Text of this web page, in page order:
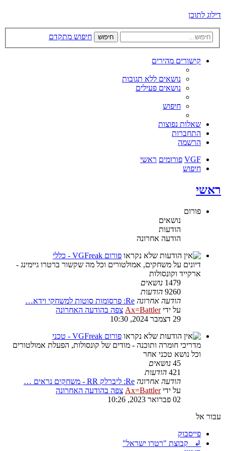
דילוג לתוכן
חיפוש חיפוש מתקדם
קישורים מהירים
נושאים ללא תגובות
נושאים פעילים
חיפוש
שאלות נפוצות
התחברות
הרשמה
VGF פורומים ראשי
חיפוש
ראשי
פורום
נושאים
הודעות
הודעה אחרונה
פורום VGFreak - כללי
דיונים על משחקים, אמולטורים וכל מה שקשור ברטרו גיימינג -
ארקייד וקונסולות
1479 נושאים
9260 הודעות
הודעה אחרונה Re: פרסומות סוטות למשחקי וידא…
על ידיAx=Battler צפה בהודעה האחרונה
29 דצמבר 2024, 10:30
פורום VGFreak - טכני
מדריכי חומרה ותוכנה - מודים של קונסולות, הפעלת אמולטורים
וכל נושא טכני אחר
45 נושאים
421 הודעות
הודעה אחרונה Re: ליברלק RR - משחקים נראים …
על ידיAx=Battler צפה בהודעה האחרונה
02 פברואר 2023, 10:26
עבור אל
פייסבוק
↲ קבוצת "רטרו ישראל"